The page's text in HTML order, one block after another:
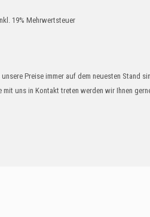
19% Mehrwertsteuer
Preise immer auf dem neuesten Stand
uns in Kontakt treten werden wir Ihnen